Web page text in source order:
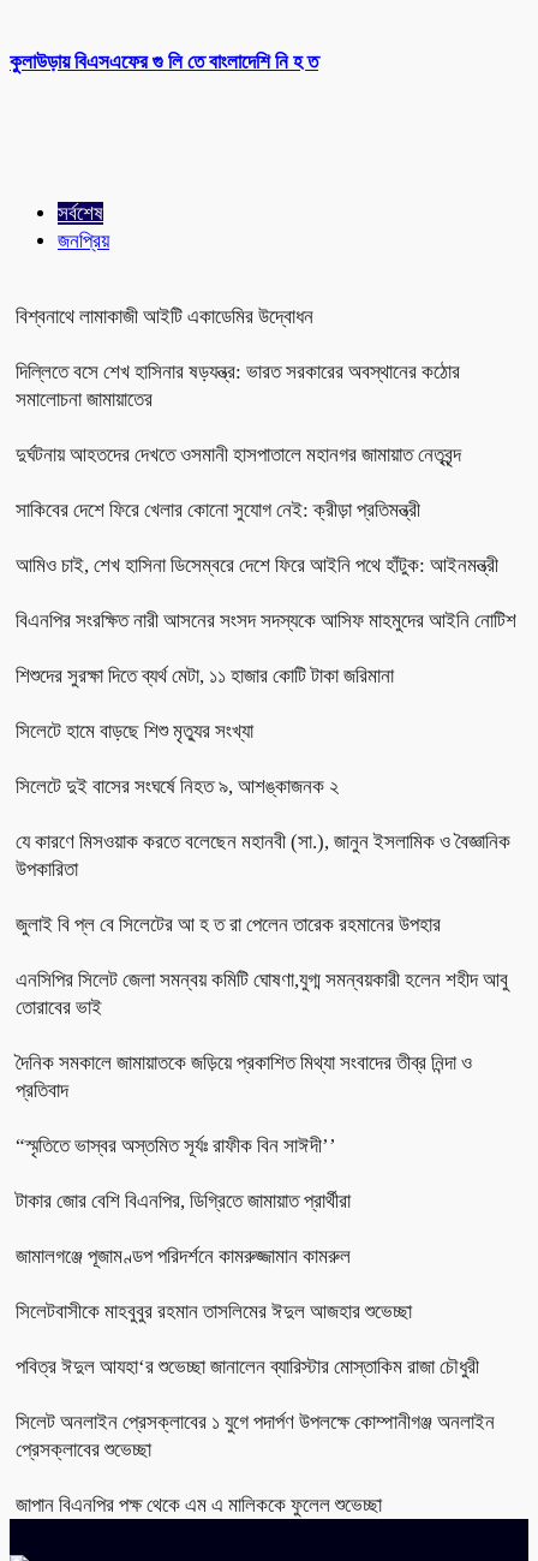
কুলাউড়ায় বিএসএফের গু লি তে বাংলাদেশি নি হ ত
সর্বশেষ
জনপ্রিয়
বিশ্বনাথে লামাকাজী আইটি একাডেমির উদ্বোধন
দিল্লিতে বসে শেখ হাসিনার ষড়যন্ত্র: ভারত সরকারের অবস্থানের কঠোর
সমালোচনা জামায়াতের
দুর্ঘটনায় আহতদের দেখতে ওসমানী হাসপাতালে মহানগর জামায়াত নেতৃবৃন্দ
সাকিবের দেশে ফিরে খেলার কোনো সুযোগ নেই: ক্রীড়া প্রতিমন্ত্রী
আমিও চাই, শেখ হাসিনা ডিসেম্বরে দেশে ফিরে আইনি পথে হাঁটুক: আইনমন্ত্রী
বিএনপির সংরক্ষিত নারী আসনের সংসদ সদস্যকে আসিফ মাহমুদের আইনি নোটিশ
শিশুদের সুরক্ষা দিতে ব্যর্থ মেটা, ১১ হাজার কোটি টাকা জরিমানা
সিলেটে হামে বাড়ছে শিশু মৃত্যুর সংখ্যা
সিলেটে দুই বাসের সংঘর্ষে নিহত ৯, আশঙ্কাজনক ২
যে কারণে মিসওয়াক করতে বলেছেন মহানবী (সা.), জানুন ইসলামিক ও বৈজ্ঞানিক
উপকারিতা
জুলাই বি প্ল বে সিলেটের আ হ ত রা পেলেন তারেক রহমানের উপহার
এনসিপির সিলেট জেলা সমন্বয় কমিটি ঘোষণা,যুগ্ম সমন্বয়কারী হলেন শহীদ আবু
তোরাবের ভাই
দৈনিক সমকালে জামায়াতকে জড়িয়ে প্রকাশিত মিথ্যা সংবাদের তীব্র নিন্দা ও
প্রতিবাদ
“স্মৃতিতে ভাস্বর অস্তমিত সূর্যঃ রাফীক বিন সাঈদী’’
টাকার জোর বেশি বিএনপির, ডিগ্রিতে জামায়াত প্রার্থীরা
জামালগঞ্জে পূজামণ্ডপ পরিদর্শনে কামরুজ্জামান কামরুল
সিলেটবাসীকে মাহবুবুর রহমান তাসলিমের ঈদুল আজহার শুভেচ্ছা
পবিত্র ঈদুল আযহা‘র শুভেচ্ছা জানালেন ব্যারিস্টার মোস্তাকিম রাজা চৌধুরী
সিলেট অনলাইন প্রেসক্লাবের ১ যুগে পদার্পণ উপলক্ষে কোম্পানীগঞ্জ অনলাইন
প্রেসক্লাবের শুভেচ্ছা
জাপান বিএনপির পক্ষ থেকে এম এ মালিককে ফুলেল শুভেচ্ছা